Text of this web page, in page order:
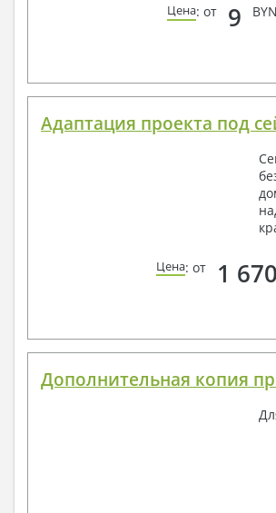
Цена: от 9
Адаптация проекта под
Цена: от 1 670
Дополнительная копия